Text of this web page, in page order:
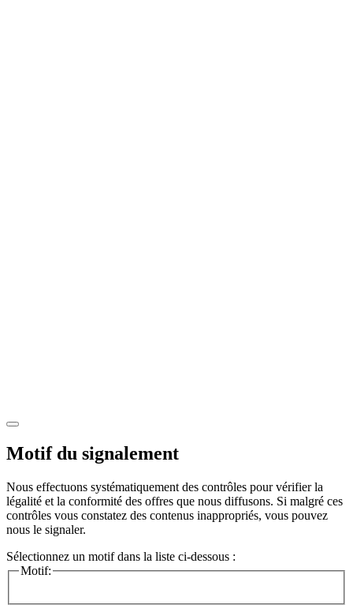
Motif du signalement
Nous effectuons systématiquement des contrôles pour vérifier la
légalité et la conformité des offres que nous diffusons. Si malgré ces
contrôles vous constatez des contenus inappropriés, vous pouvez
nous le signaler.
Sélectionnez un motif dans la liste ci-dessous :
Motif: